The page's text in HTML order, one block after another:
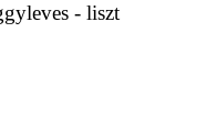
- liszt